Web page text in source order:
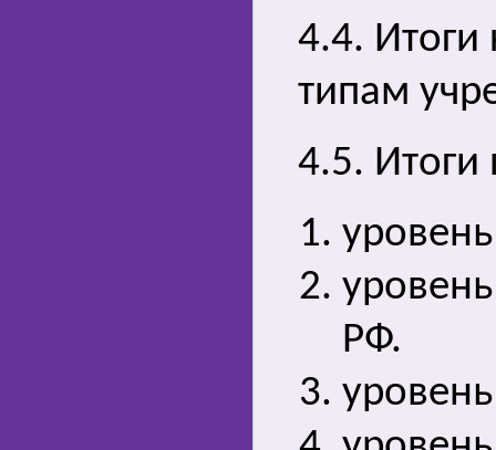
4.4. Итоги
типам
4.5. Итоги
РФ.